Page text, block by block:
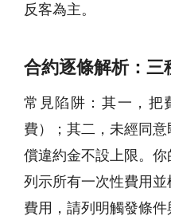
反客為主。
合約逐條解析：三
常見陷阱：其一，把
費）；其二，未經同
償違約金不設上限。
列示所有一次性費用
費用，請列明觸發條